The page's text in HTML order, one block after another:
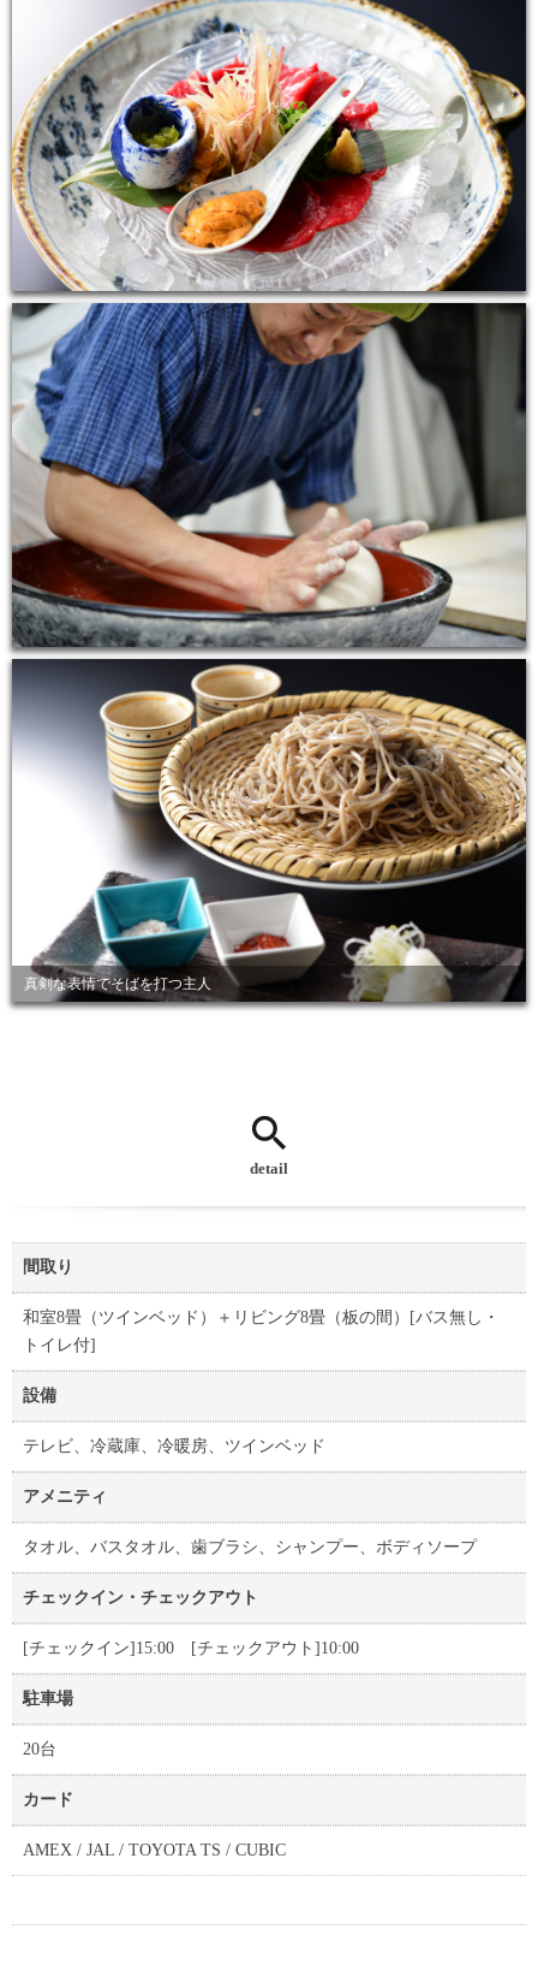
真剣な表情でそばを打つ主人
detail
間取り
和室8畳（ツインベッド）＋リビング8畳（板の間）[バス無し・
トイレ付]
設備
テレビ、冷蔵庫、冷暖房、ツインベッド
アメニティ
タオル、バスタオル、歯ブラシ、シャンプー、ボディソープ
チェックイン・チェックアウト
[チェックイン]15:00 [チェックアウト]10:00
駐車場
20台
カード
AMEX / JAL / TOYOTA TS / CUBIC